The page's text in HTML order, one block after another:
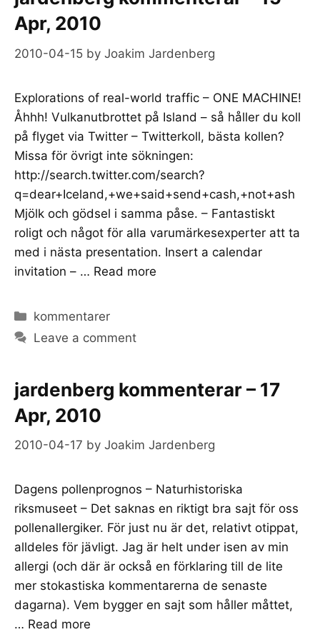
Apr, 2010
2010-04-15 by Joakim Jardenberg
Explorations of real-world traffic – ONE MACHINE!
Åhhh! Vulkanutbrottet på Island – så håller du koll
på flyget via Twitter – Twitterkoll, bästa kollen?
Missa för övrigt inte sökningen:
http://search.twitter.com/search?
q=dear+Iceland,+we+said+send+cash,+not+ash
Mjölk och gödsel i samma påse. – Fantastiskt
roligt och något för alla varumärkesexperter att ta
med i nästa presentation. Insert a calendar
invitation – … Read more
Categories
kommentarer
Leave a comment
jardenberg kommenterar – 17
Apr, 2010
2010-04-17 by Joakim Jardenberg
Dagens pollenprognos – Naturhistoriska
riksmuseet – Det saknas en riktigt bra sajt för oss
pollenallergiker. För just nu är det, relativt otippat,
alldeles för jävligt. Jag är helt under isen av min
allergi (och där är också en förklaring till de lite
mer stokastiska kommentarerna de senaste
dagarna). Vem bygger en sajt som håller måttet,
… Read more